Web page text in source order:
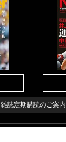
雑誌定期購読のご案内